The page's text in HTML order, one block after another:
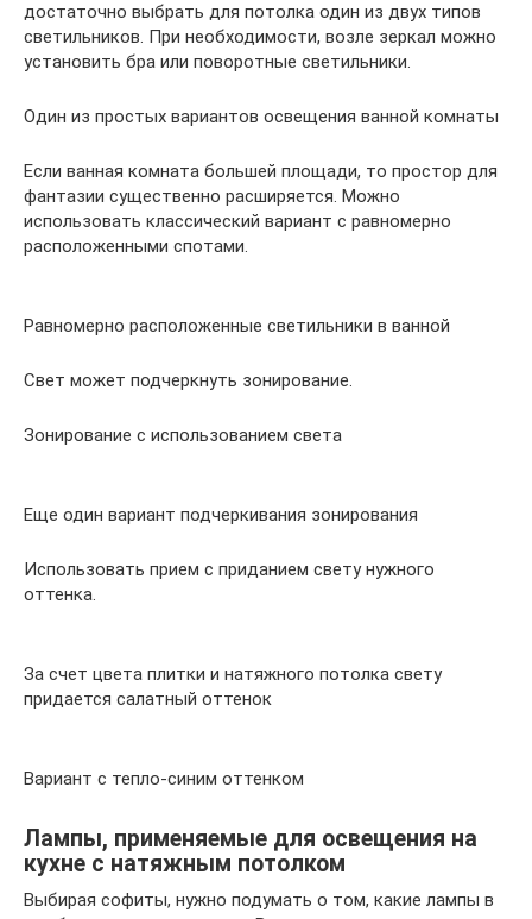
достаточно выбрать для потолка один из двух типов
светильников. При необходимости, возле зеркал можно
установить бра или поворотные светильники.
Один из простых вариантов освещения ванной комнаты
Если ванная комната большей площади, то простор для
фантазии существенно расширяется. Можно
использовать классический вариант с равномерно
расположенными спотами.
Равномерно расположенные светильники в ванной
Свет может подчеркнуть зонирование.
Зонирование с использованием света
Еще один вариант подчеркивания зонирования
Использовать прием с приданием свету нужного
оттенка.
За счет цвета плитки и натяжного потолка свету
придается салатный оттенок
Вариант с тепло-синим оттенком
Лампы, применяемые для освещения на
кухне с натяжным потолком
Выбирая софиты, нужно подумать о том, какие лампы в